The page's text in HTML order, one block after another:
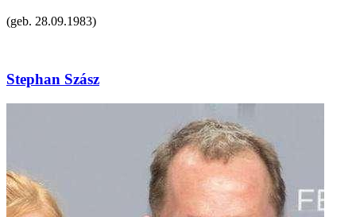
(geb. 28.09.1983)
Stephan Szász